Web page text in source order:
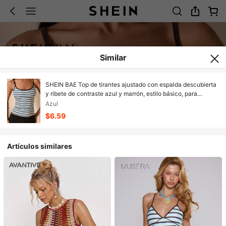
Similar
SHEIN BAE Top de tirantes ajustado con espalda descubierta
y ribete de contraste azul y marrón, estilo básico, para
verano, vacaciones de primavera, playa, salidas, inspirado en
los años 2000, top azul, top de rayas de colores
Azul
$6.59
Artículos similares